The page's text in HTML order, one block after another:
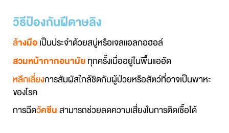
วิธีป้องกันฝีดาษลิง
ล้างมือเป็นประจำด้วยสบู่หรือเจลแอลกอฮอล์
สวมหน้ากากอนามัยทุกครั้งเมื่ออยู่ในพื้นแออัด
หลีกเลี่ยงการสัมผัสใกล้ชิดกับผู้ป่วยหรือสัตว์ที่อาจเป็นพาหะ
ของโรค
การฉีดวัคซีนสามารถช่วยลดความเสี่ยงในการติดเชื้อได้